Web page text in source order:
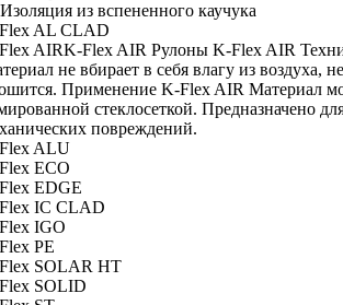
Изоляция из вспененного каучука
AL CLAD
AIRK-Flex AIR Рулоны K-Flex AIR
не вбирает в себя влагу из воздуха,
Применение K-Flex AIR Материал
стеклосеткой. Предназначено
повреждений.
ALU
ECO
EDGE
IC CLAD
IGO
PE
SOLAR HT
SOLID